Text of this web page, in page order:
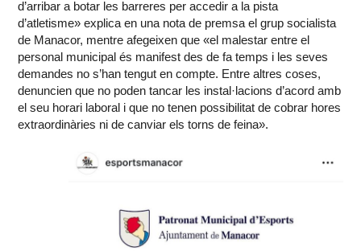
d’arribar a botar les barreres per accedir a la pista
d’atletisme» explica en una nota de premsa el grup socialista
de Manacor, mentre afegeixen que «el malestar entre el
personal municipal és manifest des de fa temps i les seves
demandes no s’han tengut en compte. Entre altres coses,
denuncien que no poden tancar les instal·lacions d’acord amb
el seu horari laboral i que no tenen possibilitat de cobrar hores
extraordinàries ni de canviar els torns de feina».